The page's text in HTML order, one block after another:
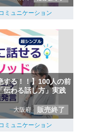
ミュニケーション
する！！】100人の前
伝わる話し方」実践
大阪府 販売終了
ミュニケーション